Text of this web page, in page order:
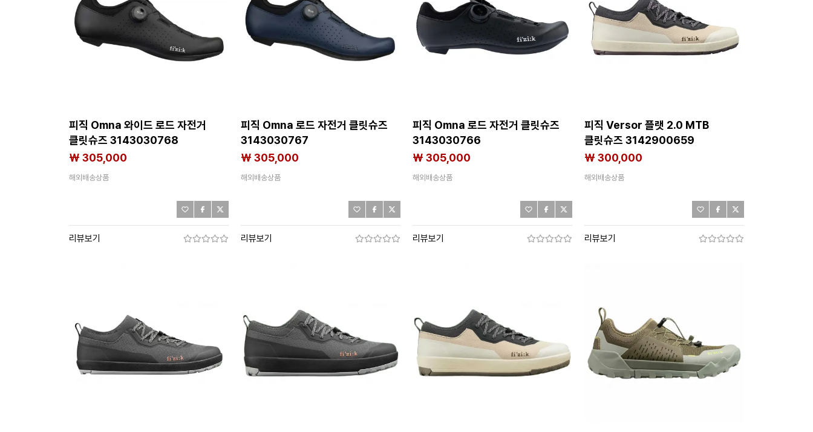
피직 Omna 와이드 로드 자전거
클릿슈즈 3143030768
₩ 305,000
해외배송상품
리뷰보기
피직 Omna 로드 자전거 클릿슈즈
3143030767
₩ 305,000
해외배송상품
리뷰보기
피직 Omna 로드 자전거 클릿슈즈
3143030766
₩ 305,000
해외배송상품
리뷰보기
피직 Versor 플랫 2.0 MTB
클릿슈즈 3142900659
₩ 300,000
해외배송상품
리뷰보기